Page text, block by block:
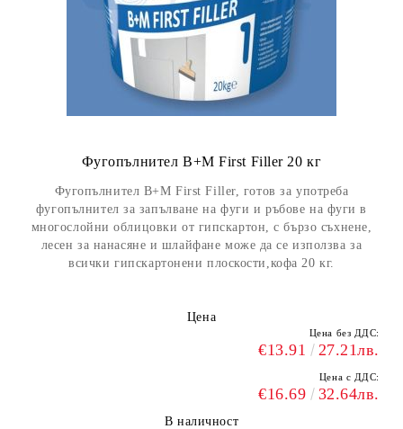
Фугопълнител B+M First Filler 20 кг
Фугопълнител B+M First Filler, готов за употреба
фугопълнител за запълване на фуги и ръбове на фуги в
многослойни облицовки от гипскартон, с бързо съхнене,
лесен за нанасяне и шлайфане може да се използва за
всички гипскартонени плоскости,кофа 20 кг.
Цена
Цена без ДДС:
€13.91 27.21лв.
Цена с ДДС:
€16.69 32.64лв.
В наличност